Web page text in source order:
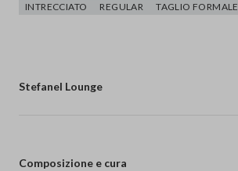
INTRECCIATO REGULAR TAGLIO FORMALE
Stefanel Lounge
Composizione e cura